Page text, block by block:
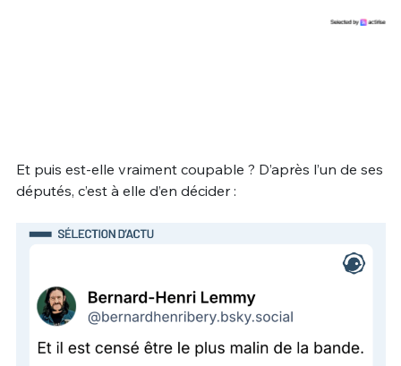
Et puis est-elle vraiment coupable ? D’après l’un de ses
députés, c’est à elle d’en décider :